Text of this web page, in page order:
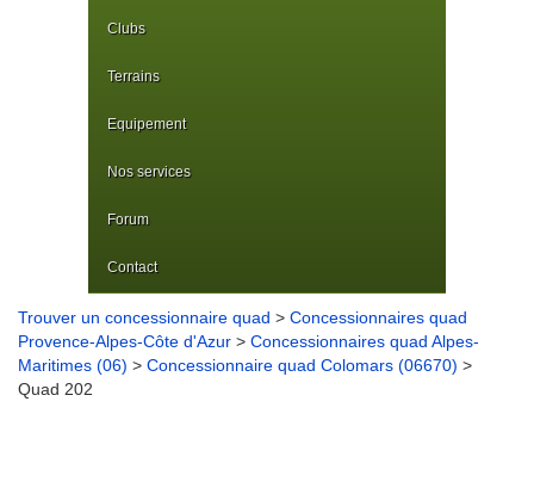
Clubs
Terrains
Equipement
Nos services
Forum
Contact
Trouver un concessionnaire quad > Concessionnaires quad
Provence-Alpes-Côte d'Azur > Concessionnaires quad Alpes-
Maritimes (06) > Concessionnaire quad Colomars (06670) >
Quad 202